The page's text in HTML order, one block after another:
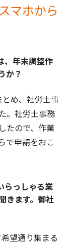
マホから
、年末調整作
か？
め、社労士事
。社労士事務
たので、作業
で申請をおこ
らっしゃる業
きます。御社
望通り集まる